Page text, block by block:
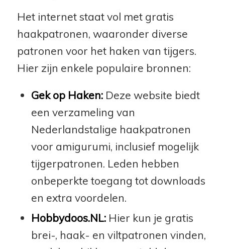
Het internet staat vol met gratis
haakpatronen, waaronder diverse
patronen voor het haken van tijgers.
Hier zijn enkele populaire bronnen:
Gek op Haken:Deze website biedt
een verzameling van
Nederlandstalige haakpatronen
voor amigurumi, inclusief mogelijk
tijgerpatronen. Leden hebben
onbeperkte toegang tot downloads
en extra voordelen.
Hobbydoos.NL:Hier kun je gratis
brei-, haak- en viltpatronen vinden,